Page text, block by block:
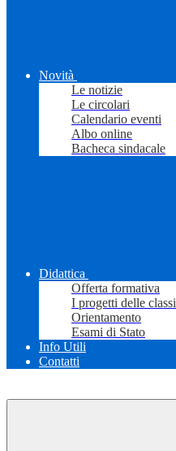
Novità
Le notizie
Le circolari
Calendario eventi
Albo online
Bacheca sindacale
Didattica
Offerta formativa
I progetti delle classi
Orientamento
Esami di Stato
Info Utili
Contatti